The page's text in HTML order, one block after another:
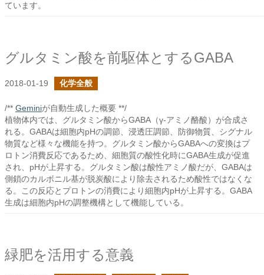
ています。
グルタミン酸を前駆体とするGABA
2018-01-19 化学全般
/** Geminiが自動生成した概要 **/
植物体内では、グルタミン酸からGABA（γ-アミノ酪酸）が合成さ
れる。GABAは細胞内pHの調節、浸透圧調節、防御物質、シグナル
物質など様々な機能を持つ。グルタミン酸からGABAへの変換はプ
ロトン消費反応であるため、細胞質の酸性化時にGABA生成が促進
され、pHが上昇する。グルタミン酸は酸性アミノ酸だが、GABAは
側鎖のカルボニル基が脱炭酸により除去されるため酸性ではなくな
る。この反応とプロトンの消費により細胞内pHが上昇する。GABA
生成は細胞内pHの調整機構として機能している。
緑肥を活用する意義